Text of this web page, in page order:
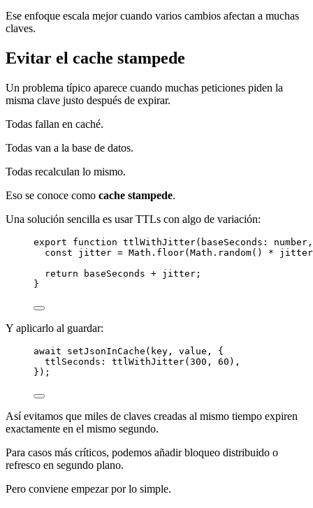
Ese enfoque escala mejor cuando varios cambios afectan a muchas
claves.
Evitar el cache stampede
Un problema típico aparece cuando muchas peticiones piden la
misma clave justo después de expirar.
Todas fallan en caché.
Todas van a la base de datos.
Todas recalculan lo mismo.
Eso se conoce como cache stampede.
Una solución sencilla es usar TTLs con algo de variación:
export function ttlWithJitter( baseSeconds : number
const
jitter = Math. floor(Math. random() *
return baseSeconds + jitter;
}
Y aplicarlo al guardar:
await setJsonInCache (key, value, {
ttlSeconds: ttlWithJitter( 300 , 60 ),
});
Así evitamos que miles de claves creadas al mismo tiempo expiren
exactamente en el mismo segundo.
Para casos más críticos, podemos añadir bloqueo distribuido o
refresco en segundo plano.
Pero conviene empezar por lo simple.